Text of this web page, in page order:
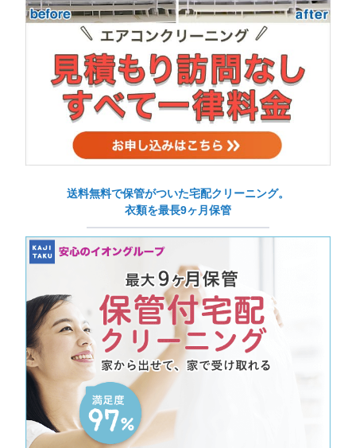
送料無料で保管がついた宅配クリーニング。
衣類を最長9ヶ月保管